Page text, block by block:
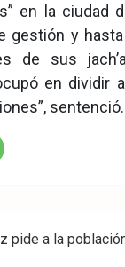
en la ciudad
gestión y hasta
de sus
en dividir
sentenció.
pide a la